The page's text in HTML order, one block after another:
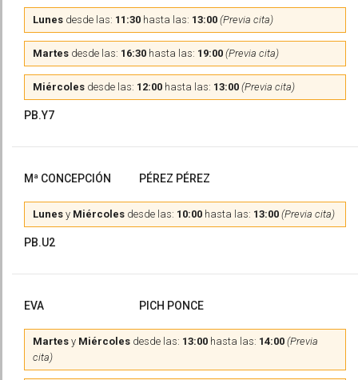
Lunes desde las: 11:30 hasta las: 13:00 (Previa cita)
Martes desde las: 16:30 hasta las: 19:00 (Previa cita)
Miércoles desde las: 12:00 hasta las: 13:00 (Previa cita)
PB.Y7
Mª CONCEPCIÓN PÉREZ PÉREZ
Lunes y Miércoles desde las: 10:00 hasta las: 13:00 (Previa cita)
PB.U2
EVA PICH PONCE
Martes y Miércoles desde las: 13:00 hasta las: 14:00 (Previa
cita)